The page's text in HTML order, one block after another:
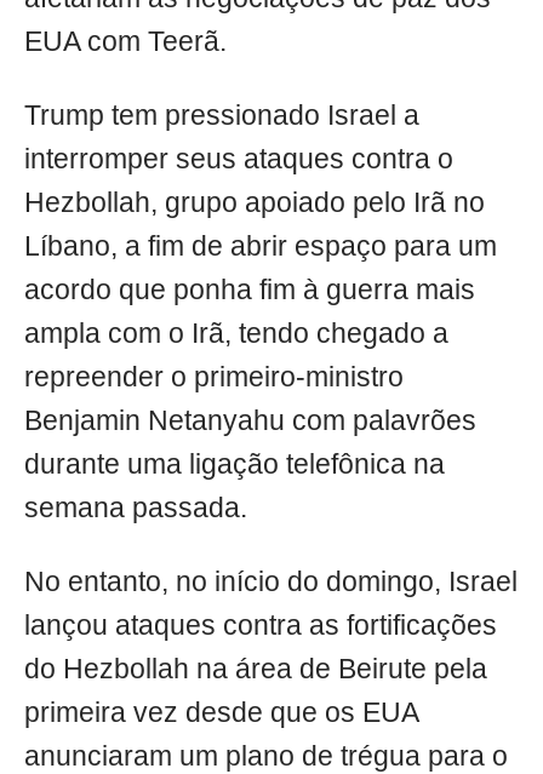
EUA com Teerã.
Trump tem pressionado Israel a
interromper seus ataques contra o
Hezbollah, grupo apoiado pelo Irã no
Líbano, a fim de abrir espaço para um
acordo que ponha fim à guerra mais
ampla com o Irã, tendo chegado a
repreender o primeiro-ministro
Benjamin Netanyahu com palavrões
durante uma ligação telefônica na
semana passada.
No entanto, no início do domingo, Israel
lançou ataques contra as fortificações
do Hezbollah na área de Beirute pela
primeira vez desde que os EUA
anunciaram um plano de trégua para o